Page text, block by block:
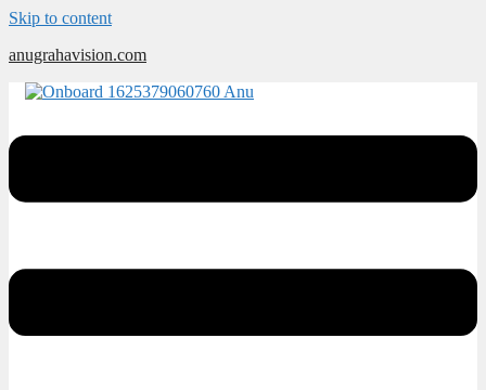
Skip to content
anugrahavision.com